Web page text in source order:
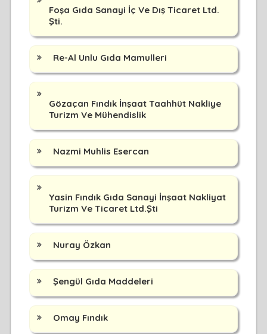
Foşa Gıda Sanayi İç Ve Dış Ticaret Ltd.
Şti.
Re-Al Unlu Gıda Mamulleri
Gözaçan Fındık İnşaat Taahhüt Nakliye
Turizm Ve Mühendislik
Nazmi Muhlis Esercan
Yasin Fındık Gıda Sanayi İnşaat Nakliyat
Turizm Ve Ticaret Ltd.Şti
Nuray Özkan
Şengül Gıda Maddeleri
Omay Fındık